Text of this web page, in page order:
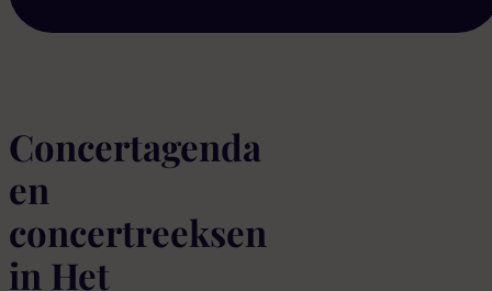
Concertagenda
en
concertreeksen
in Het